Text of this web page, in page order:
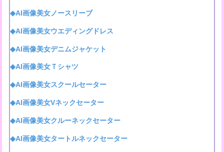
◆AI画像美女ノースリーブ
◆AI画像美女ウエディングドレス
◆AI画像美女デニムジャケット
◆AI画像美女Ｔシャツ
◆AI画像美女スクールセーター
◆AI画像美女Vネックセーター
◆AI画像美女クルーネックセーター
◆AI画像美女タートルネックセーター